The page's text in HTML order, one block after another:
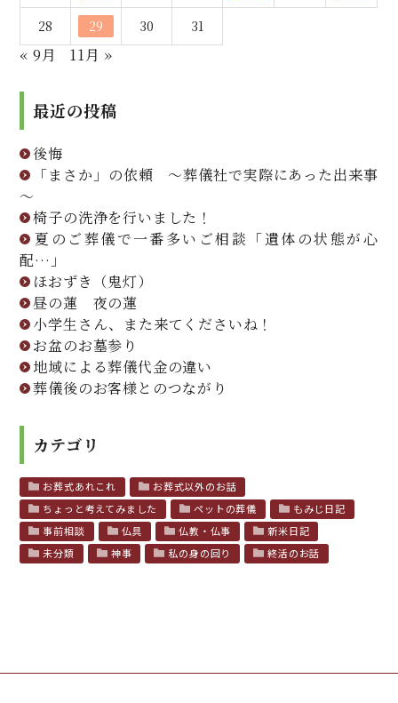
28 29 30 31
« 9月 11月 »
最近の投稿
後悔
「まさか」の依頼 ～葬儀社で実際にあった出来事
～
椅子の洗浄を行いました！
夏のご葬儀で一番多いご相談「遺体の状態が心
配…」
ほおずき（鬼灯）
昼の蓮 夜の蓮
小学生さん、また来てくださいね！
お盆のお墓参り
地域による葬儀代金の違い
葬儀後のお客様とのつながり
カテゴリ
お葬式あれこれ
お葬式以外のお話
ちょっと考えてみました
ペットの葬儀
もみじ日記
事前相談
仏具 仏教・仏事
新米日記
未分類
神事 私の身の回り 終活のお話